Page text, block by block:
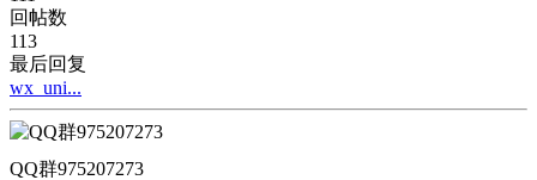
回帖数
113
最后回复
wx_uni...
QQ群975207273